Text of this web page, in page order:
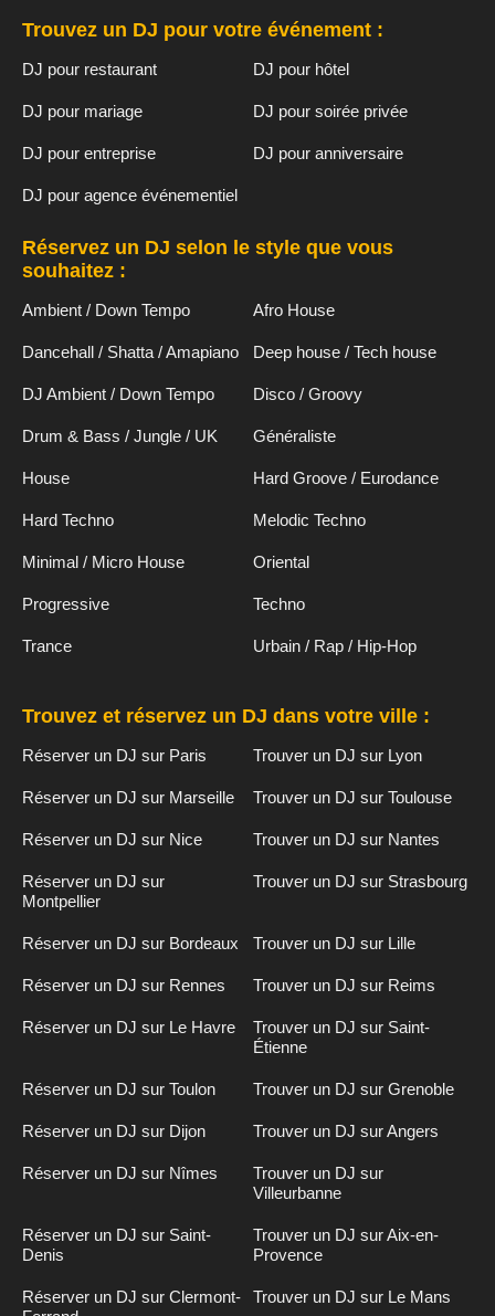
Trouvez un DJ pour votre événement :
DJ pour restaurant DJ pour hôtel
DJ pour mariage DJ pour soirée privée
DJ pour entreprise DJ pour anniversaire
DJ pour agence événementiel
Réservez un DJ selon le style que vous
souhaitez :
Ambient / Down Tempo Afro House
Dancehall / Shatta / Amapiano Deep house / Tech house
DJ Ambient / Down Tempo Disco / Groovy
Drum & Bass / Jungle / UK Généraliste
House Hard Groove / Eurodance
Hard Techno Melodic Techno
Minimal / Micro House Oriental
Progressive Techno
Trance Urbain / Rap / Hip-Hop
Trouvez et réservez un DJ dans votre ville :
Réserver un DJ sur Paris Trouver un DJ sur Lyon
Réserver un DJ sur Marseille Trouver un DJ sur Toulouse
Réserver un DJ sur Nice Trouver un DJ sur Nantes
Réserver un DJ sur
Montpellier
Trouver un DJ sur Strasbourg
Réserver un DJ sur Bordeaux Trouver un DJ sur Lille
Réserver un DJ sur Rennes Trouver un DJ sur Reims
Réserver un DJ sur Le Havre
Trouver un DJ sur Saint-
Étienne
Réserver un DJ sur Toulon Trouver un DJ sur Grenoble
Réserver un DJ sur Dijon Trouver un DJ sur Angers
Réserver un DJ sur Nîmes
Trouver un DJ sur
Villeurbanne
Réserver un DJ sur Saint-
Denis
Trouver un DJ sur Aix-en-
Provence
Réserver un DJ sur Clermont-
Trouver un DJ sur Le Mans